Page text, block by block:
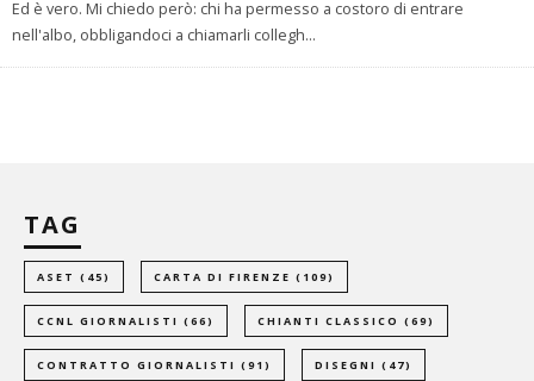
Ed è vero. Mi chiedo però: chi ha permesso a costoro di entrare
nell'albo, obbligandoci a chiamarli collegh...
TAG
ASET (45) CARTA DI FIRENZE (109)
CCNL GIORNALISTI (66) CHIANTI CLASSICO (69)
CONTRATTO GIORNALISTI (91) DISEGNI (47)